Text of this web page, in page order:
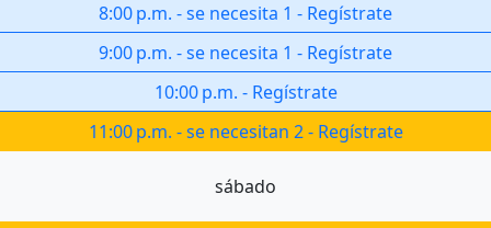
8:00 p.m. -se necesita 1 - Regístrate
9:00 p.m. -se necesita 1 - Regístrate
10:00 p.m. - Regístrate
11:00 p.m. - se necesitan 2 - Regístrate
sábado